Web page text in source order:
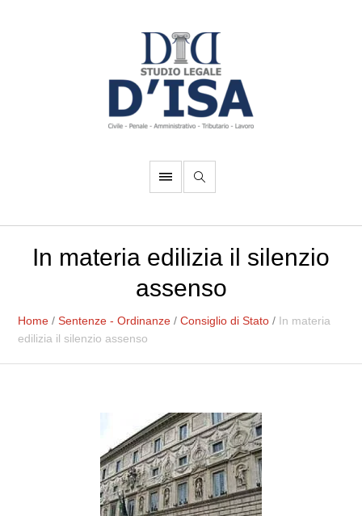
In materia edilizia il silenzio
assenso
Home /Sentenze - Ordinanze /Consiglio di Stato / In materia
edilizia il silenzio assenso